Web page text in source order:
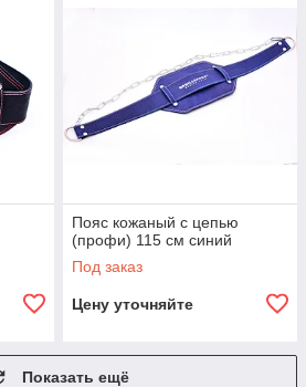
Пояс кожаный с цепью
(профи) 115 см синий
Под заказ
Цену уточняйте
Показать ещё